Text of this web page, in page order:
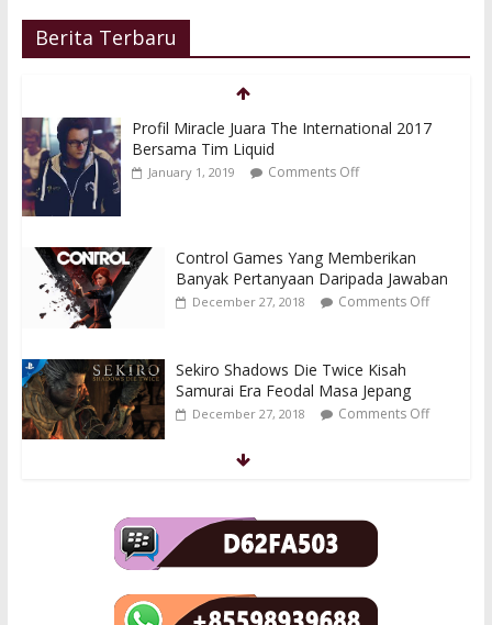
Berita Terbaru
Profil Miracle Juara The International 2017
Bersama Tim Liquid
January 1, 2019 Comments Off
Control Games Yang Memberikan
Banyak Pertanyaan Daripada Jawaban
December 27, 2018 Comments Off
Sekiro Shadows Die Twice Kisah
Samurai Era Feodal Masa Jepang
December 27, 2018 Comments Off
December 26, 2018 Comments Off
Profil Sumail Sang Bocah Ajaib Dari
Pakistan Untuk Evil Geniuses